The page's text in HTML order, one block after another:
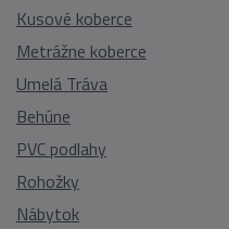
Kusové koberce
Metrážne koberce
Umelá Tráva
Behúne
PVC podlahy
Rohožky
Nábytok